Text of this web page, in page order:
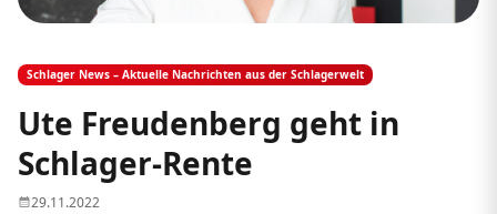
Schlager News – Aktuelle Nachrichten aus der Schlagerwelt
Ute Freudenberg geht in
Schlager-Rente
29.11.2022